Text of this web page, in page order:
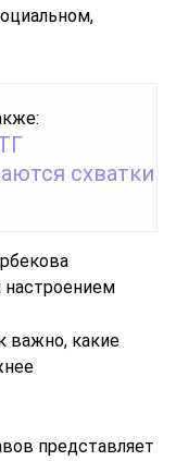
схватки
настроением
важно, какие
представляет